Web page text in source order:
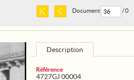
Document / 0
Description
Référence
4727GJ 00004